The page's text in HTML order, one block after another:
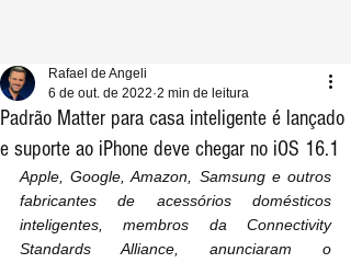
Padrão Matter para casa inteligente é lançado
e suporte ao iPhone deve chegar no iOS 16.1
Rafael de Angeli
6 de out. de 2022 2 min de leitura
Apple, Google, Amazon, Samsung e outros
fabricantes de acessórios domésticos
inteligentes, membros da Connectivity